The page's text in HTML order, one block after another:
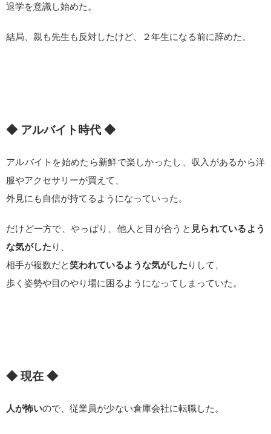
退学を意識し始めた。
結局、親も先生も反対したけど、２年生になる前に辞めた。
◆ アルバイト時代 ◆
アルバイトを始めたら新鮮で楽しかったし、収入があるから洋
服やアクセサリーが買えて、
外見にも自信が持てるようになっていった。
だけど一方で、やっぱり、他人と目が合うと 見られているよう
な気がした り、
相手が複数だと笑われているような気がした りして、
歩く姿勢や目のやり場に困るようになってしまっていた。
◆ 現在 ◆
人が怖いので、従業員が少ない倉庫会社に転職した。